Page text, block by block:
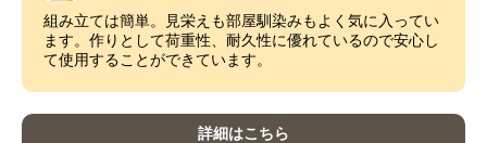
組み立ては簡単。見栄えも部屋馴染みもよく気に入ってい
ます。作りとして荷重性、耐久性に優れているので安心し
て使用することができています。
詳細はこちら